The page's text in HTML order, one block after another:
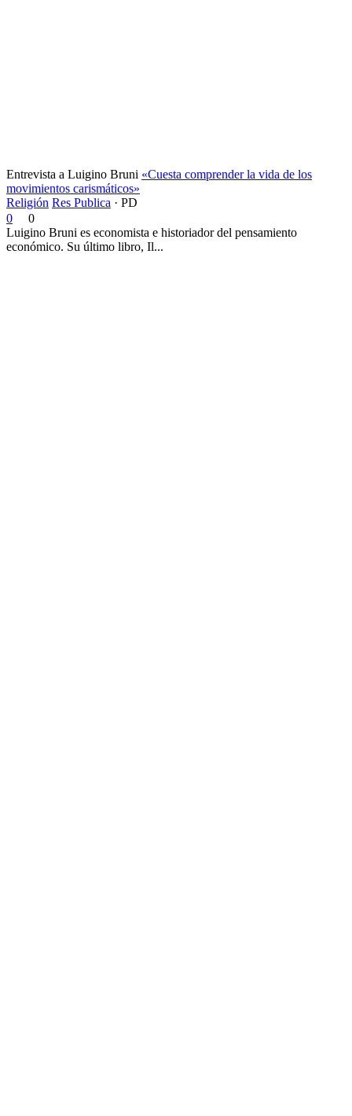
Entrevista a Luigino Bruni «Cuesta comprender la vida de los
movimientos carismáticos»
Religión Res Publica · PD
0
0
Luigino Bruni es economista e historiador del pensamiento
económico. Su último libro, Il...